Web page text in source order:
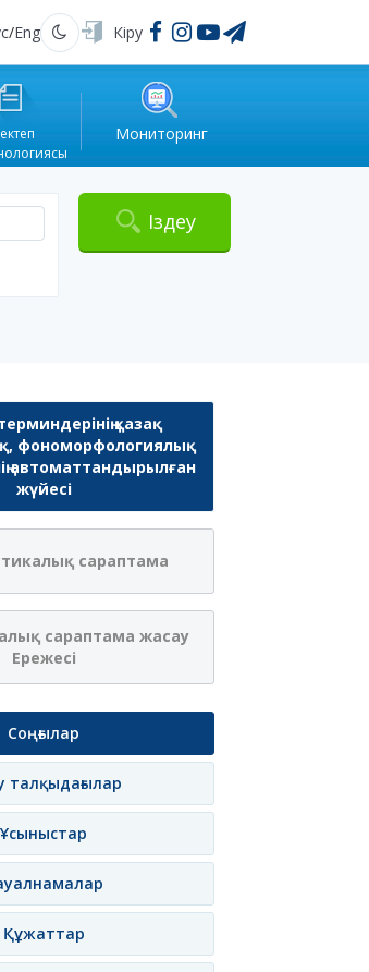
/Eng Қараңғы Кіру
Мониторинг
Іздеу
Итеғұлова
Хабарлама Жазылу
қазақ
фономорфологиялық
автоматтандырылған
жүйесі
сараптама
сараптама жасау
Ережесі
Соңғылар
талқыдағылар
Ұсыныстар
Құжаттар